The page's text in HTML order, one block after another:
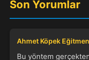
Son Yorumlar
Ahmet Köpek
Bu yöntem